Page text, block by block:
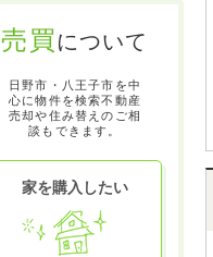
売買について
日野市・八王子市を中
心に物件を検索不動産
売却や住み替えのご相
談もできます。
家を購入したい